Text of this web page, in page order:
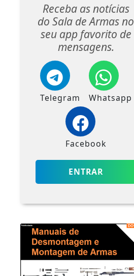
Receba as notícias
do Sala de Armas no
seu app favorito de
mensagens.
Telegram Whatsapp
Facebook
ENTRAR